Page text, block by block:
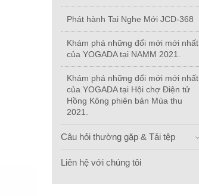
Phát hành Tai Nghe Mới JCD-368
Khám phá những đổi mới mới nhất
của YOGADA tại NAMM 2021.
Khám phá những đổi mới mới nhất
của YOGADA tại Hội chợ Điện tử
Hồng Kông phiên bản Mùa thu
2021.
Câu hỏi thường gặp & Tải tệp
Liên hệ với chúng tôi